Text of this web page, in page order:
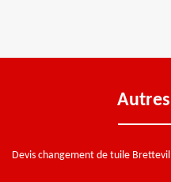
Devis changement de tuile